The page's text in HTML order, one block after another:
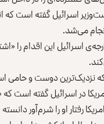
اسرائیل گفته است
می‌شد.
اسرائیل این اقدام را
که نزدیک‌ترین دوست و
در اسرائیل گفته است
رفتار او را شرم‌آور